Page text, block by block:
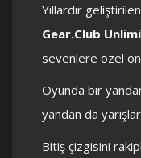
Yıllardır
Gear.Club
sevenlere özel
Oyunda bir
yandan da
Bitiş çizgisini